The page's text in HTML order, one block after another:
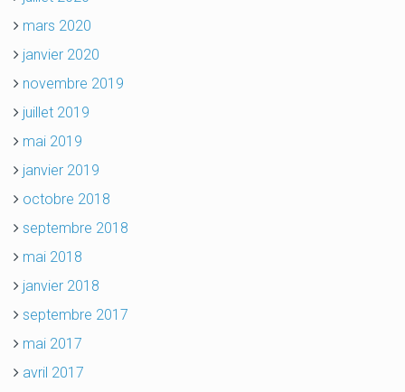
mars 2020
janvier 2020
novembre 2019
juillet 2019
mai 2019
janvier 2019
octobre 2018
septembre 2018
mai 2018
janvier 2018
septembre 2017
mai 2017
avril 2017